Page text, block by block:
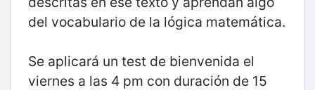
del vocabulario de la lógica matemática.
Se aplicará un test de bienvenida el
viernes a las 4 pm con duración de 15